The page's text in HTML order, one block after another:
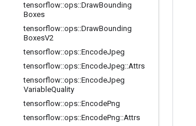
tensorflow::ops::DrawBounding
Boxes
tensorflow::ops::DrawBounding
BoxesV2
tensorflow::ops::EncodeJpeg
tensorflow::ops::EncodeJpeg::Attrs
tensorflow::ops::EncodeJpeg
VariableQuality
tensorflow::ops::EncodePng
tensorflow::ops::EncodePng::Attrs